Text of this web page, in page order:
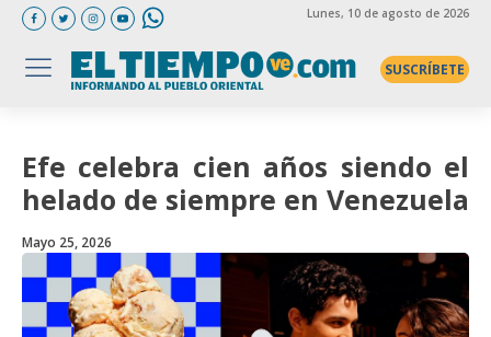
Lunes, 10 de agosto de 2026
SUSCRÍBETE
Efe celebra cien años siendo el
helado de siempre en Venezuela
Mayo 25, 2026